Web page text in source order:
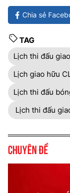
Chia sẻ
TAG
Lịch thi đấu
Lịch giao hữu
Lịch thi đấu
Lịch thi đấu
Chuyên đề